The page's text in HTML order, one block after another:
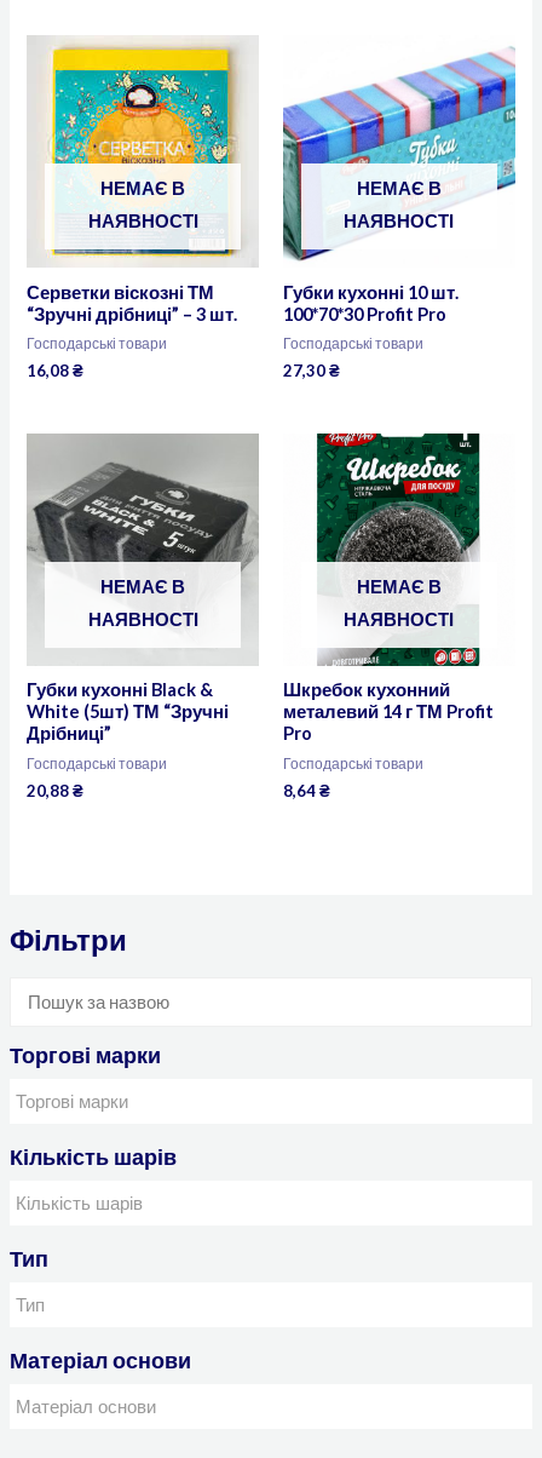
Фільтри
Торгові марки
Кількість шарів
Тип
Матеріал основи
НЕМАЄ В
НАЯВНОСТІ
Серветки віскозні ТМ
“Зручні дрібниці” – 3 шт.
Господарські товари
16,08₴
НЕМАЄ В
НАЯВНОСТІ
Губки кухонні 10 шт.
100*70*30 Profit Pro
Господарські товари
27,30₴
НЕМАЄ В
НАЯВНОСТІ
Губки кухонні Black &
White (5шт) ТМ “Зручні
Дрібниці”
Господарські товари
20,88₴
НЕМАЄ В
НАЯВНОСТІ
Шкребок кухонний
металевий 14 г ТМ Profit
Pro
Господарські товари
8,64₴